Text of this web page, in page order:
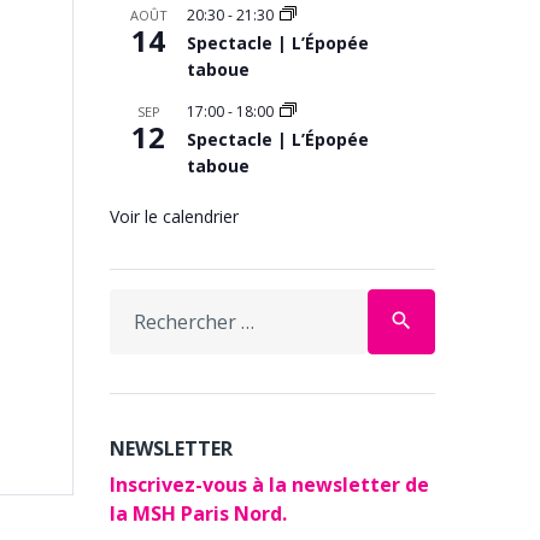
AOÛT
14
20:30-21:30
Spectacle | L’Épopée
taboue
SEP
12
17:00- 18:00
Spectacle | L’Épopée
taboue
Voir le calendrier
for:
search
NEWSLETTER
Inscrivez-vous à la newsletter de
la MSH Paris Nord.